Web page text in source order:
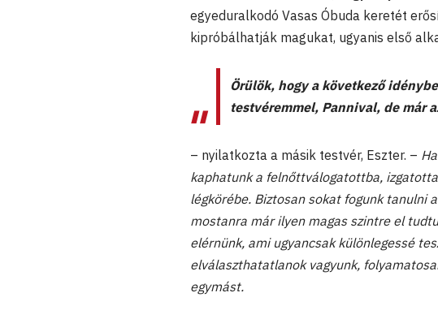
egyeduralkodó Vasas Óbuda keretét
kipróbálhatják magukat, ugyanis első
Örülök, hogy a következő
testvéremmel, Pannival, de már
– nyilatkozta a másik testvér, Eszter. –
kaphatunk a felnőttválogatottba,
légkörébe. Biztosan sokat fogunk tanulni
mostanra már ilyen magas szintre el
elérnünk, ami ugyancsak különlegessé
elválaszthatatlanok vagyunk,
egymást.